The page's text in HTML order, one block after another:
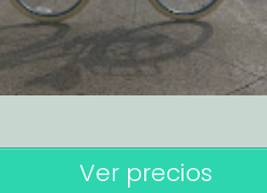
Ver precios